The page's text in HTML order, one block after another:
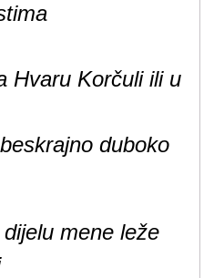
Hvaru Korčuli ili u
duboko
mene leže